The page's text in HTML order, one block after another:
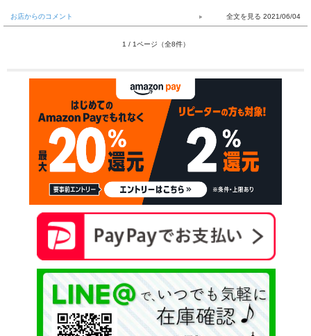
お店からのコメント 2021/06/04
1 / 1ページ（全8件）